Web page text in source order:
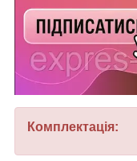
Комплектація: